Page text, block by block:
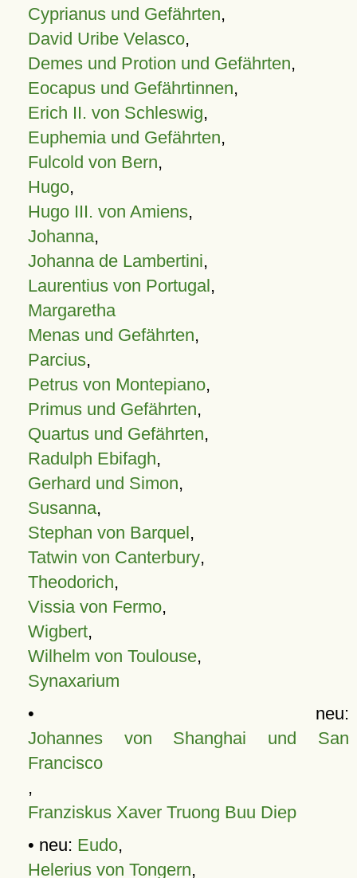
Cyprianus und Gefährten,
David Uribe Velasco,
Demes und Protion und Gefährten,
Eocapus und Gefährtinnen,
Erich II. von Schleswig,
Euphemia und Gefährten,
Fulcold von Bern,
Hugo,
Hugo III. von Amiens,
Johanna,
Johanna de Lambertini,
Laurentius von Portugal,
Margaretha
Menas und Gefährten,
Parcius,
Petrus von Montepiano,
Primus und Gefährten,
Quartus und Gefährten,
Radulph Ebifagh,
Gerhard und Simon,
Susanna,
Stephan von Barquel,
Tatwin von Canterbury,
Theodorich,
Vissia von Fermo,
Wigbert,
Wilhelm von Toulouse,
Synaxarium
• neu:
Johannes von Shanghai und San
Francisco
,
Franziskus Xaver Truong Buu Diep
• neu: Eudo,
Helerius von Tongern,